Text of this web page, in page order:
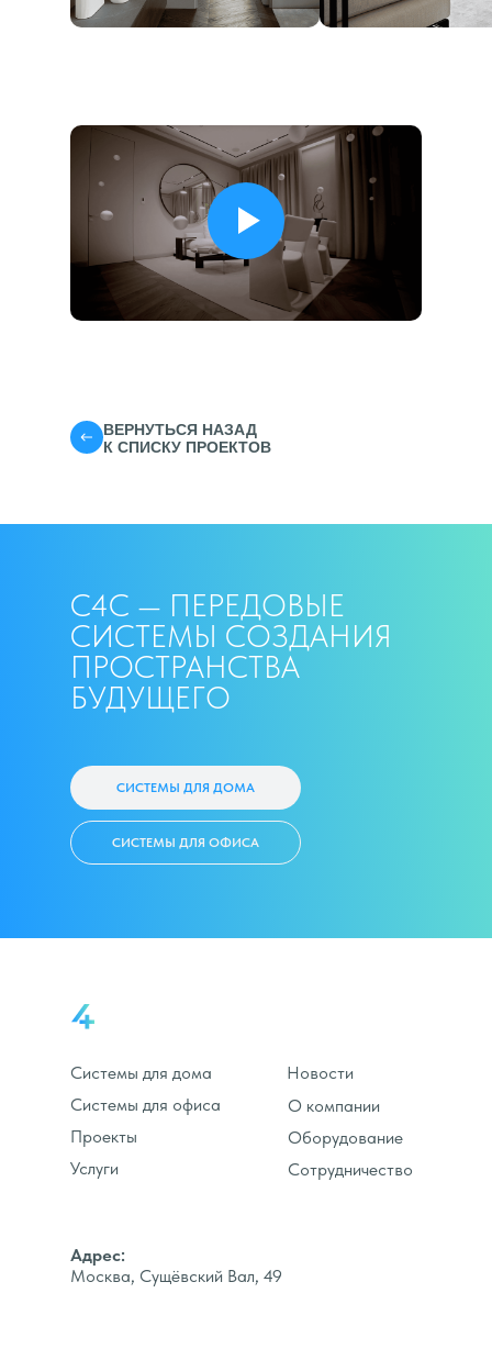
ВЕРНУТЬСЯ НАЗАД
К СПИСКУ ПРОЕКТОВ
СИСТЕМЫ ДЛЯ ОФИСА
СИСТЕМЫ ДЛЯ ДОМА
С4С — ПЕРЕДОВЫЕ
СИСТЕМЫ СОЗДАНИЯ
ПРОСТРАНСТВА
БУДУЩЕГО
Сотрудничество
Оборудование
О компании
Новости
Услуги
Проекты
Системы для офиса
Системы для дома
Адрес:
Москва, Сущёвский Вал, 49